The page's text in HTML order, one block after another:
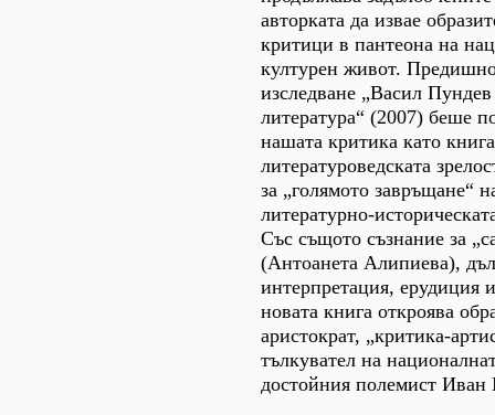
авторката да извае
критици в пантеона на
културен живот.
изследване „Васил Пундев
литература“ (2007) беше
нашата критика като
литературоведската
за „голямото завръщане“
литературно-
Със същото съзнание за
(Антоанета Алипиева),
интерпретация, ерудиция
новата книга откроява
аристократ, „критика-
тълкувател на
достойния полемист